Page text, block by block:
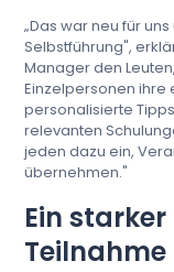
„Das war neu für
Selbstführung",
Manager den
Einzelpersonen ihre
personalisierte
relevanten
jeden dazu ein,
übernehmen."
Ein
Teilnahme